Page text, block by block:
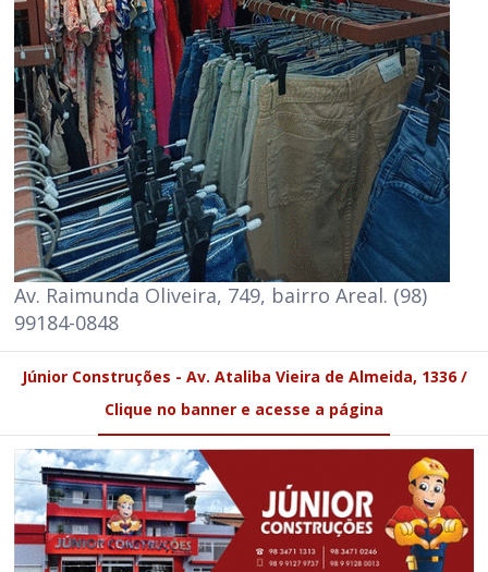
Av. Raimunda Oliveira, 749, bairro Areal. (98)
99184-0848
Júnior Construções - Av. Ataliba Vieira de Almeida, 1336 /
Clique no banner e acesse a página